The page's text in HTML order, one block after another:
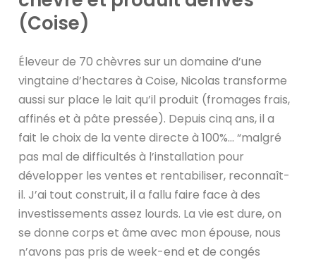
(Coise)
Éleveur de 70 chèvres sur un domaine d’une
vingtaine d’hectares à Coise, Nicolas transforme
aussi sur place le lait qu’il produit (fromages frais,
affinés et à pâte pressée). Depuis cinq ans, il a
fait le choix de la vente directe à 100%… “malgré
pas mal de difficultés à l’installation pour
développer les ventes et rentabiliser, reconnaît-
il. J’ai tout construit, il a fallu faire face à des
investissements assez lourds. La vie est dure, on
se donne corps et âme avec mon épouse, nous
n’avons pas pris de week-end et de congés